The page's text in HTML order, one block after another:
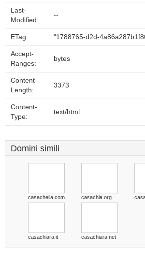
Last-
Modified:
--
ETag: "1788765-d2d-
Accept-
Ranges:
bytes
Content-
Length:
3373
Content-
Type:
text/html
Domini simili
casachella.com casachia.org
casachiara.it casachiara.net